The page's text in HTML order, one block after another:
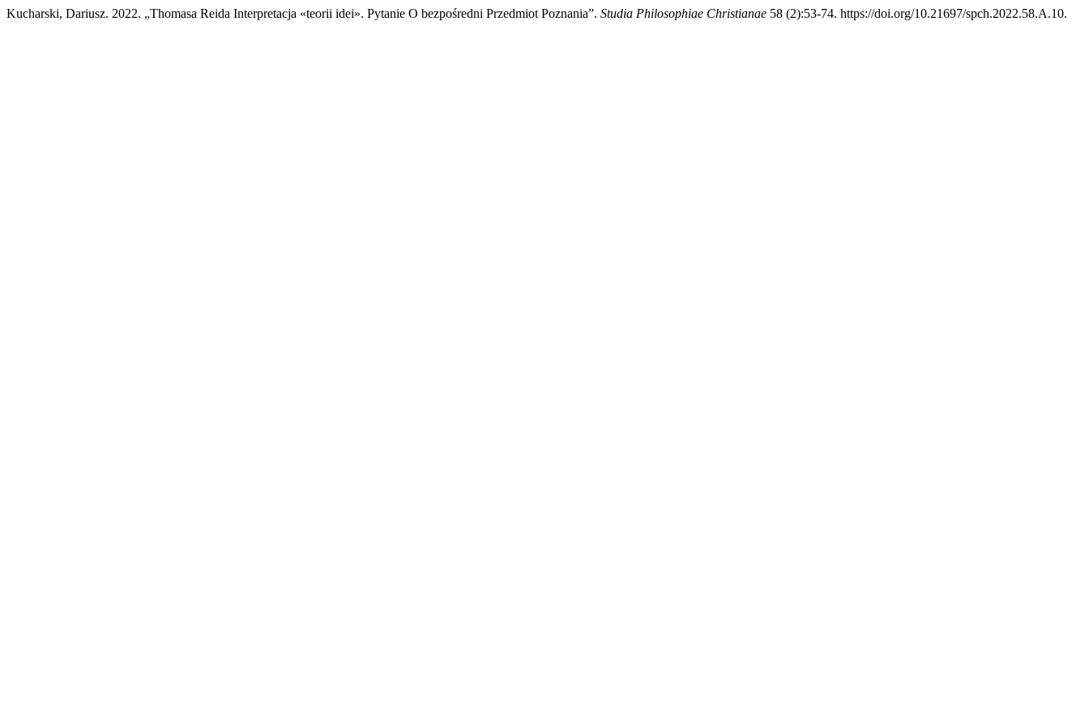
Kucharski, Dariusz. 2022. „Thomasa Reida Interpretacja «teorii idei». Pytanie O bezpośredni Przedmiot Poznania”. Studia Philosophiae Christianae 58 (2):53-74. https://doi.org/10.21697/spch.2022.58.A.10.